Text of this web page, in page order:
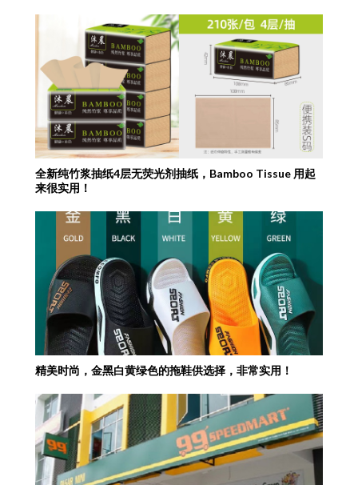
全新纯竹浆抽纸4层无荧光剂抽纸，Bamboo Tissue 用起
来很实用！
精美时尚，金黑白黄绿色的拖鞋供选择，非常实用！